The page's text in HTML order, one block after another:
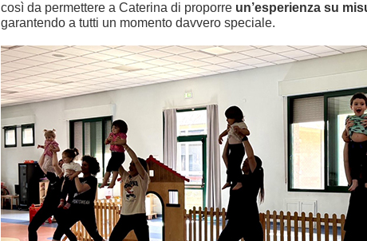
così da permettere a Caterina di proporre un’esperienza su
garantendo a tutti un momento davvero speciale.